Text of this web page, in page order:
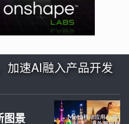
加速AI融入产品开发
图景